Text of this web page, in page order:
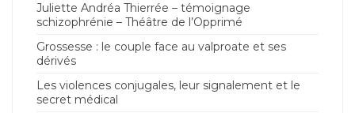
Juliette Andréa Thierrée – témoignage
schizophrénie – Théâtre de l’Opprimé
Grossesse : le couple face au valproate et ses
dérivés
Les violences conjugales, leur signalement et le
secret médical